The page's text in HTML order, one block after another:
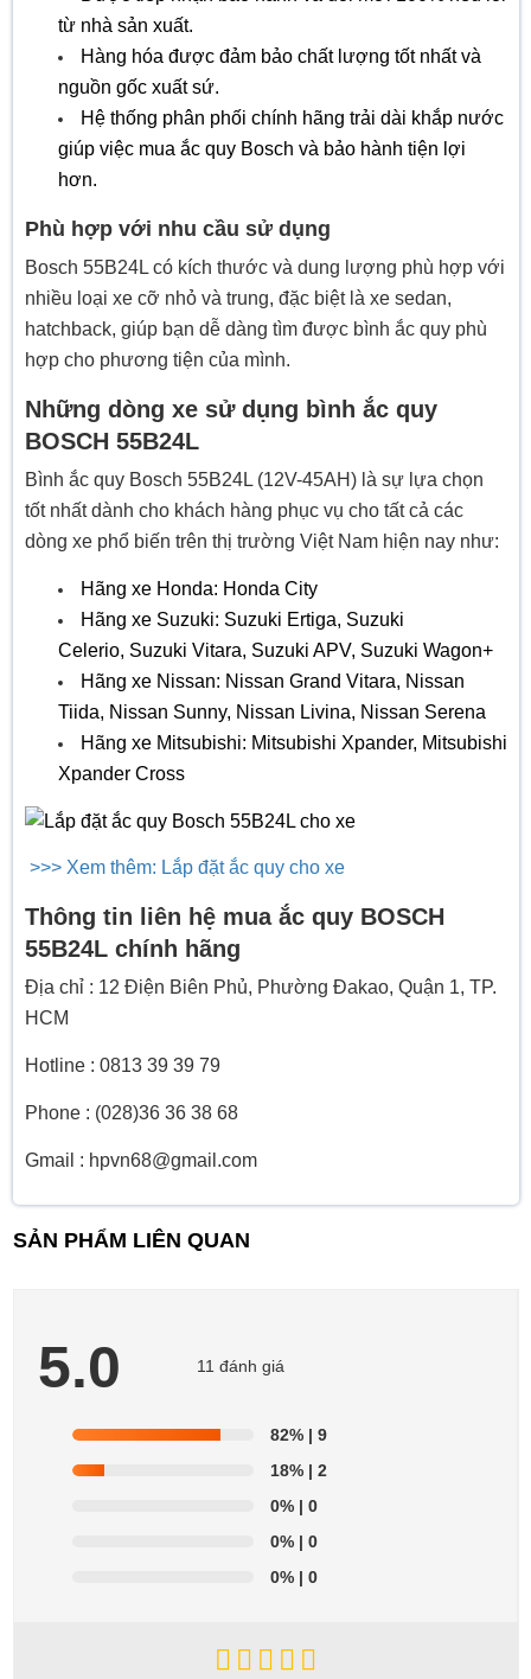
từ nhà sản xuất.
Hàng hóa được đảm bảo chất lượng tốt nhất và
nguồn gốc xuất sứ.
Hệ thống phân phối chính hãng trải dài khắp nước
giúp việc mua ắc quy Bosch và bảo hành tiện lợi
hơn.
Phù hợp với nhu cầu sử dụng
Bosch 55B24L có kích thước và dung lượng phù hợp với
nhiều loại xe cỡ nhỏ và trung, đặc biệt là xe sedan,
hatchback, giúp bạn dễ dàng tìm được bình ắc quy phù
hợp cho phương tiện của mình.
Những dòng xe sử dụng bình ắc quy
BOSCH 55B24L
Bình ắc quy Bosch 55B24L (12V-45AH) là sự lựa chọn
tốt nhất dành cho khách hàng phục vụ cho tất cả các
dòng xe phổ biến trên thị trường Việt Nam hiện nay như:
Hãng xe Honda: Honda City
Hãng xe Suzuki: Suzuki Ertiga, Suzuki
Celerio, Suzuki Vitara, Suzuki APV, Suzuki Wagon+
Hãng xe Nissan: Nissan Grand Vitara, Nissan
Tiida, Nissan Sunny, Nissan Livina, Nissan Serena
Hãng xe Mitsubishi: Mitsubishi Xpander, Mitsubishi
Xpander Cross
>>> Xem thêm: Lắp đặt ắc quy cho xe
Thông tin liên hệ mua ắc quy BOSCH
55B24L chính hãng
Địa chỉ : 12 Điện Biên Phủ, Phường Đakao, Quận 1, TP.
HCM
Hotline : 0813 39 39 79
Phone : (028)36 36 38 68
Gmail : hpvn68@gmail.com
SẢN PHẨM LIÊN QUAN
5.0 11 đánh giá
82% | 9
18% | 2
0% | 0
0% | 0
0% | 0